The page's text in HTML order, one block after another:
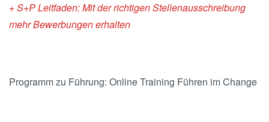
+ S+P Leitfaden: Mit der richtigen Stellenausschreibung
mehr Bewerbungen erhalten
Programm zu Führung: Online Training Führen im Change